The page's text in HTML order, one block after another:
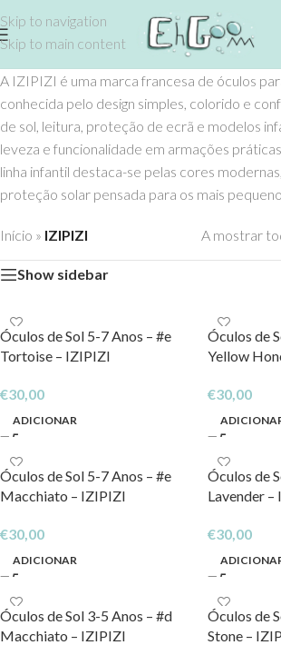
Skip to navigation
Skip to main content
A IZIPIZI é uma marca francesa de óculos
conhecida pelo design simples, colorido e
de sol, leitura, proteção de ecrã e modelos
leveza e funcionalidade em armações
linha infantil destaca-se pelas cores
proteção solar pensada para os mais
Início » IZIPIZI A mostrar
Show sidebar
Óculos de Sol 5-7 Anos – #e
Tortoise – IZIPIZI
€30,00
ADICIONAR
Óculos de
Yellow
€30,00
Óculos de Sol 5-7 Anos – #e
Macchiato – IZIPIZI
€30,00
ADICIONAR
Óculos de
Lavender –
€30,00
Óculos de Sol 3-5 Anos – #d
Macchiato – IZIPIZI
Óculos de
Stone –